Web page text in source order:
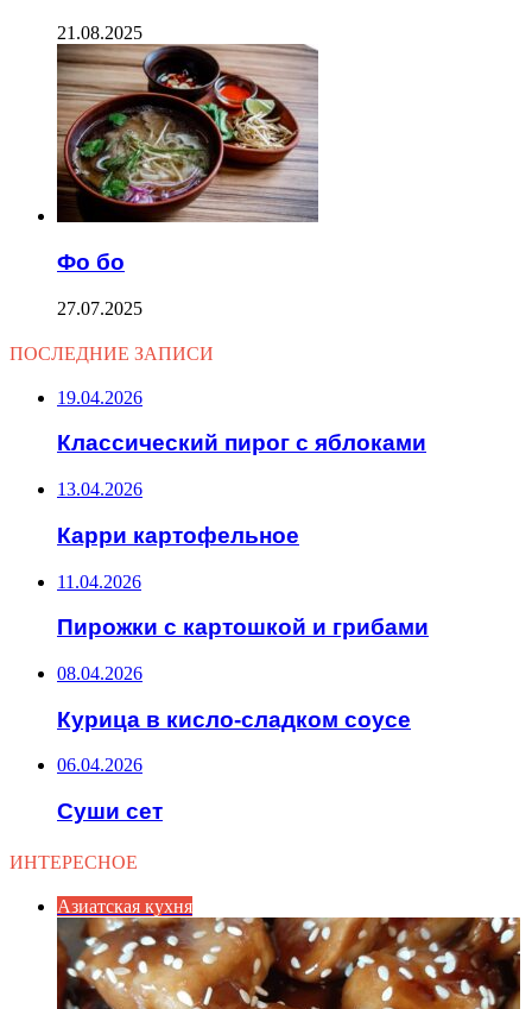
21.08.2025
Фо бо
27.07.2025
ПОСЛЕДНИЕ ЗАПИСИ
19.04.2026
Классический пирог с яблоками
13.04.2026
Карри картофельное
11.04.2026
Пирожки с картошкой и грибами
08.04.2026
Курица в кисло-сладком соусе
06.04.2026
Суши сет
ИНТЕРЕСНОЕ
Азиатская кухня